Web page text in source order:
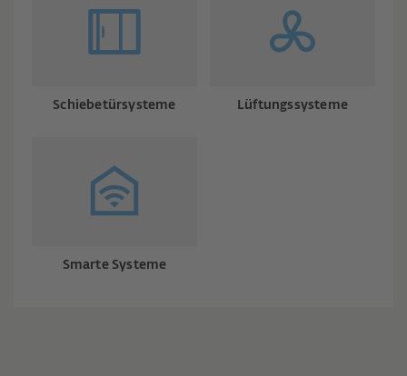
Schiebetürsysteme Lüftungssysteme
Smarte Systeme